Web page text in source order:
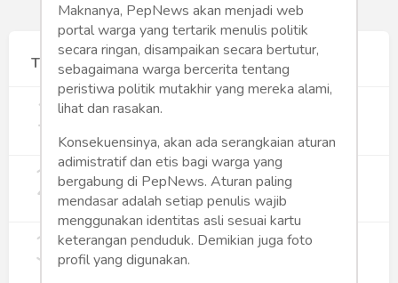
Wanita
Terpopuler
1 Gerakan Sehat Berbasis Pesantren:
Pengabdian Masyarakat Prodi Spesialis
Keperawatan Medikal Bedah UNIMUS di
Pondok Pesantren Putra UNIMUS
Semarang
352
2 MBG dan Perannya dalam Perluasan
Lapangan Kerja
274
3 Digitalisasi Koperasi Merah Putih Buka
Peluang Ekonomi Baru di Desa
Maknanya, PepNews akan menjadi web
portal warga yang tertarik menulis politik
secara ringan, disampaikan secara bertutur,
sebagaimana warga bercerita tentang
peristiwa politik mutakhir yang mereka alami,
lihat dan rasakan.
Konsekuensinya, akan ada serangkaian aturan
adimistratif dan etis bagi warga yang
bergabung di PepNews. Aturan paling
mendasar adalah setiap penulis wajib
menggunakan identitas asli sesuai kartu
keterangan penduduk. Demikian juga foto
profil yang digunakan.